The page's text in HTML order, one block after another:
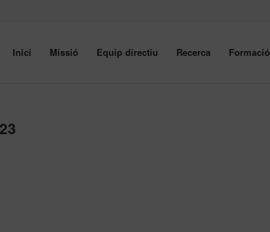
Inici Missió Equip directiu Recerca Formació